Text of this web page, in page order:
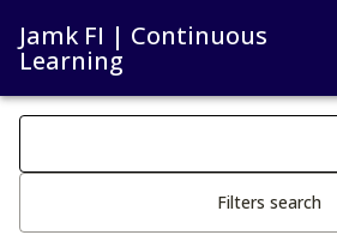
Jamk FI | Continuous
Learning
Search filters
Filters search